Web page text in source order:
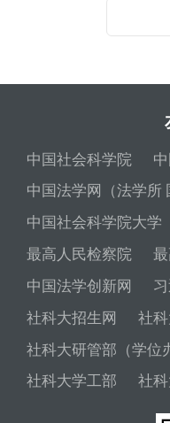
中国社会科学院
中国法学网（法学所
中国社会科学院大学
最高人民检察院
中国法学创新网
社科大招生网
社
社科大研管部（学位
社科大学工部
社